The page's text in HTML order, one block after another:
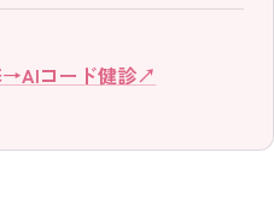
→AIコード健診↗